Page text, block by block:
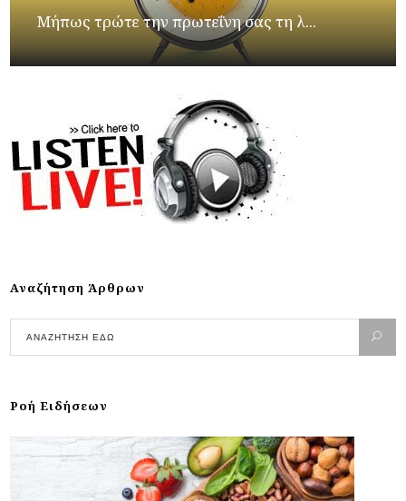
Μήπως τρώτε την πρωτεΐνη σας τη λ...
Αναζήτηση Άρθρων
Ροή Ειδήσεων